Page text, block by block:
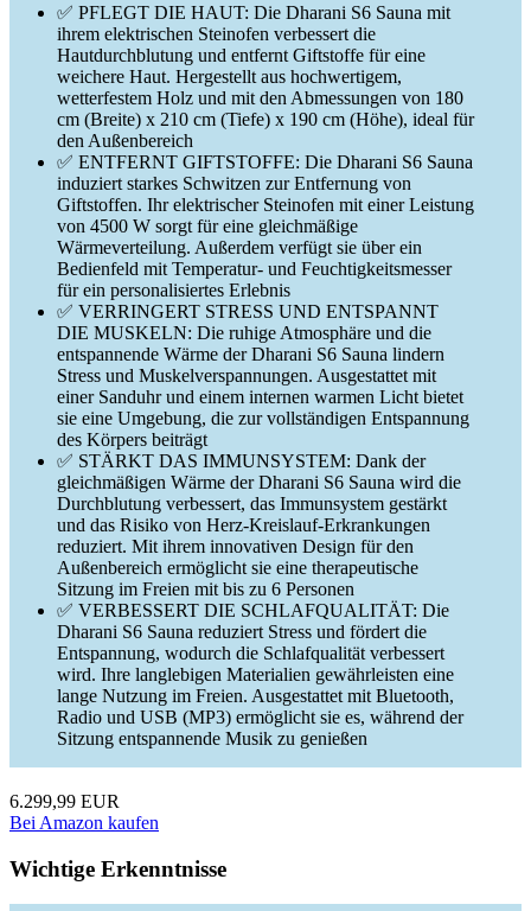
✅ PFLEGT DIE HAUT: Die Dharani S6 Sauna mit
ihrem elektrischen Steinofen verbessert die
Hautdurchblutung und entfernt Giftstoffe für eine
weichere Haut. Hergestellt aus hochwertigem,
wetterfestem Holz und mit den Abmessungen von 180
cm (Breite) x 210 cm (Tiefe) x 190 cm (Höhe), ideal für
den Außenbereich
✅ ENTFERNT GIFTSTOFFE: Die Dharani S6 Sauna
induziert starkes Schwitzen zur Entfernung von
Giftstoffen. Ihr elektrischer Steinofen mit einer Leistung
von 4500 W sorgt für eine gleichmäßige
Wärmeverteilung. Außerdem verfügt sie über ein
Bedienfeld mit Temperatur- und Feuchtigkeitsmesser
für ein personalisiertes Erlebnis
✅ VERRINGERT STRESS UND ENTSPANNT
DIE MUSKELN: Die ruhige Atmosphäre und die
entspannende Wärme der Dharani S6 Sauna lindern
Stress und Muskelverspannungen. Ausgestattet mit
einer Sanduhr und einem internen warmen Licht bietet
sie eine Umgebung, die zur vollständigen Entspannung
des Körpers beiträgt
✅ STÄRKT DAS IMMUNSYSTEM: Dank der
gleichmäßigen Wärme der Dharani S6 Sauna wird die
Durchblutung verbessert, das Immunsystem gestärkt
und das Risiko von Herz-Kreislauf-Erkrankungen
reduziert. Mit ihrem innovativen Design für den
Außenbereich ermöglicht sie eine therapeutische
Sitzung im Freien mit bis zu 6 Personen
✅ VERBESSERT DIE SCHLAFQUALITÄT: Die
Dharani S6 Sauna reduziert Stress und fördert die
Entspannung, wodurch die Schlafqualität verbessert
wird. Ihre langlebigen Materialien gewährleisten eine
lange Nutzung im Freien. Ausgestattet mit Bluetooth,
Radio und USB (MP3) ermöglicht sie es, während der
Sitzung entspannende Musik zu genießen
6.299,99 EUR
Bei Amazon kaufen
Wichtige Erkenntnisse